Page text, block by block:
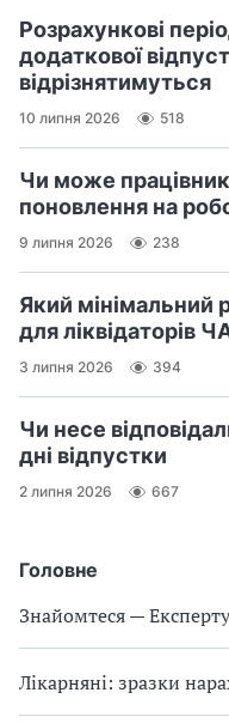
Головне
Знайомтеся —
Лікарняні: зразки
Розрахункові
додаткової
відрізнятимуться
10 липня 2026 518
Чи може працівник
поновлення на
9 липня 2026 238
Який мінімальний
для ліквідаторів
3 липня 2026 394
Чи несе
дні відпустки
2 липня 2026 667